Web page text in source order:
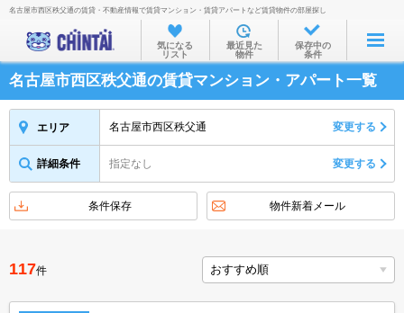
お部屋を探す
沿線・駅から
住所から
家賃相場から
物件特集から
不動産会社から
TOP
名古屋市西区秩父通の賃貸・不動産情報で賃貸マンション・賃貸アパートなど賃貸物件の部屋探し
気になる
リスト
最近見た
物件
保存中の
条件
名古屋市西区秩父通の賃貸マンション・アパート一覧
エリア 名古屋市西区秩父通 変更する
詳細条件 指定なし 変更する
条件保存 物件新着メール
117件